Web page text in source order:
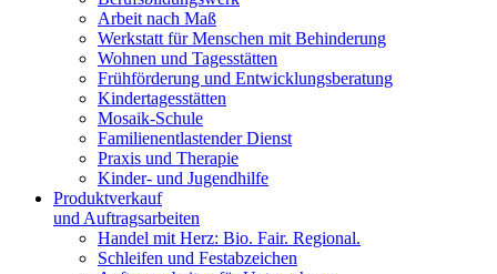
Arbeit nach Maß
Werkstatt für Menschen mit Behinderung
Wohnen und Tagesstätten
Frühförderung und Entwicklungsberatung
Kindertagesstätten
Mosaik-Schule
Familienentlastender Dienst
Praxis und Therapie
Kinder- und Jugendhilfe
Produktverkauf
und Auftragsarbeiten
Handel mit Herz: Bio. Fair. Regional.
Schleifen und Festabzeichen